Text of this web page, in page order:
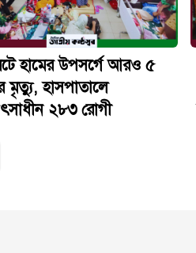
হামের উপসর্গে আরও ৫
মৃত্যু, হাসপাতালে
২৮৩ রোগী